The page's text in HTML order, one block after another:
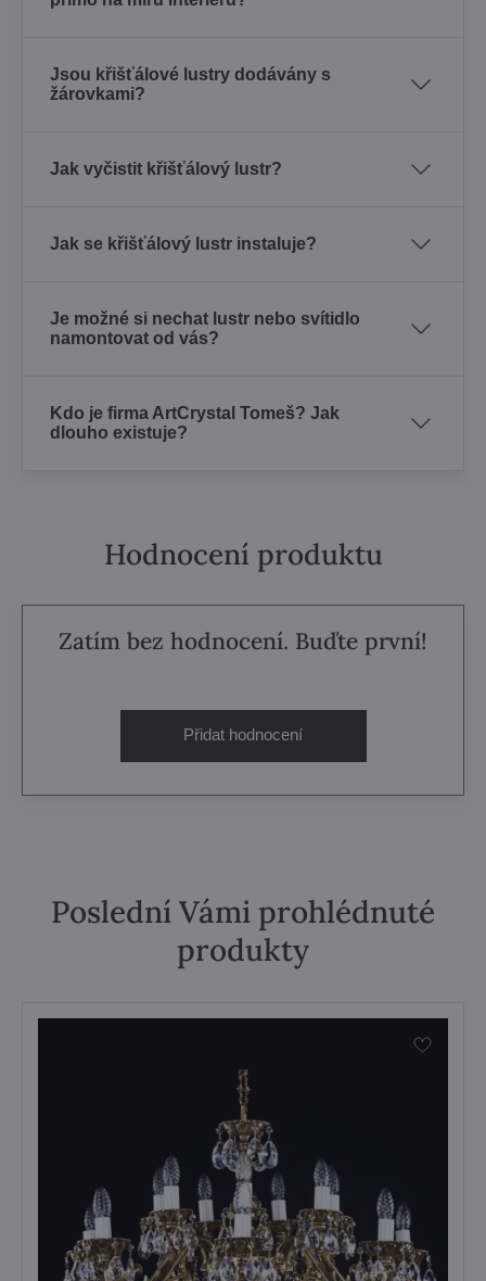
Jsou křišťálové lustry dodávány s
žárovkami?
Jak vyčistit křišťálový lustr?
Jak se křišťálový lustr instaluje?
Je možné si nechat lustr nebo svítidlo
namontovat od vás?
Kdo je firma ArtCrystal Tomeš? Jak
dlouho existuje?
Hodnocení produktu
Zatím bez hodnocení. Buďte první!
Přidat hodnocení
Poslední Vámi prohlédnuté
produkty